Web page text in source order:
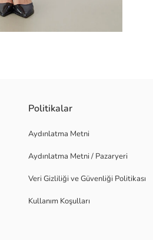
Politikalar
Aydınlatma Metni
Aydınlatma Metni / Pazaryeri
Veri Gizliliği ve Güvenliği Politikası
Kullanım Koşulları